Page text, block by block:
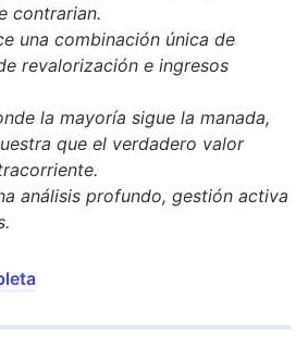
contrarian.
una combinación única de
revalorización e ingresos
la mayoría sigue la manada,
que el verdadero valor
análisis profundo, gestión activa